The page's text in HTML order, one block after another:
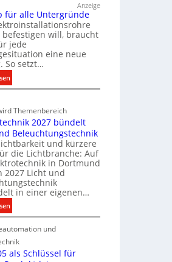
l
n
l
e
k
t
m
b
i
i
t
ä
t
n
d
r
k
o
m
m
u
n
i
a
t
o
n
m
i
t
S
y
s
t
e
Anzeige
für alle Untergründe
befestigen will, braucht
jede
eine neue
So setzt…
:
E
n
C
i
p
f
ü
r
a
l
l
e
U
Themenbereich
2027 bündelt
Beleuchtungstechnik
und kürzere
die Lichtbranche: Auf
in Dortmund
2027 Licht und
in einer eigenen…
:
E
l
e
k
und
als Schlüssel für